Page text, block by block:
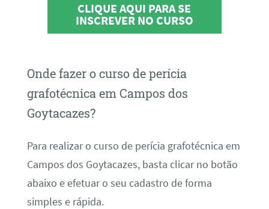
CLIQUE AQUI PARA SE
INSCREVER NO CURSO
Onde fazer o curso de perícia
grafotécnica em Campos dos
Goytacazes?
Para realizar o curso de perícia grafotécnica em
Campos dos Goytacazes, basta clicar no botão
abaixo e efetuar o seu cadastro de forma
simples e rápida.